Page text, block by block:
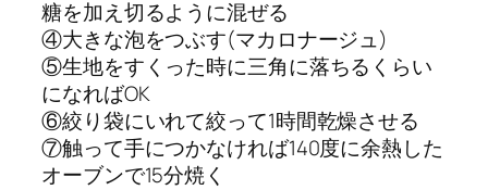
糖を加え切るように混ぜる
④大きな泡をつぶす(マカロナージュ)
⑤生地をすくった時に三角に落ちるくらい
になればOK
⑥絞り袋にいれて絞って1時間乾燥させる
⑦触って手につかなければ140度に余熱した
オーブンで15分焼く